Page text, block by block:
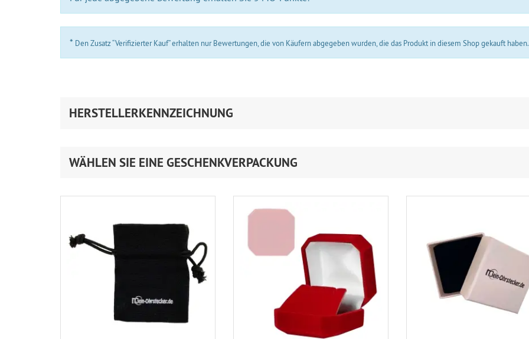
* Den Zusatz “Verifizierter Kauf” erhalten nur Bewertungen, die von Käufern abgegeben wurden, die das Produkt in diesem Shop gekauft haben.
HERSTELLERKENNZEICHNUNG
WÄHLEN SIE EINE GESCHENKVERPACKUNG